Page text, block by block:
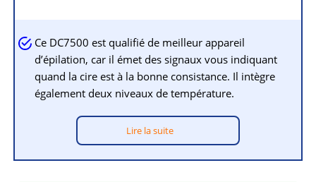
Ce DC7500 est qualifié de meilleur appareil
d’épilation, car il émet des signaux vous indiquant
quand la cire est à la bonne consistance. Il intègre
également deux niveaux de température.
Lire la suite